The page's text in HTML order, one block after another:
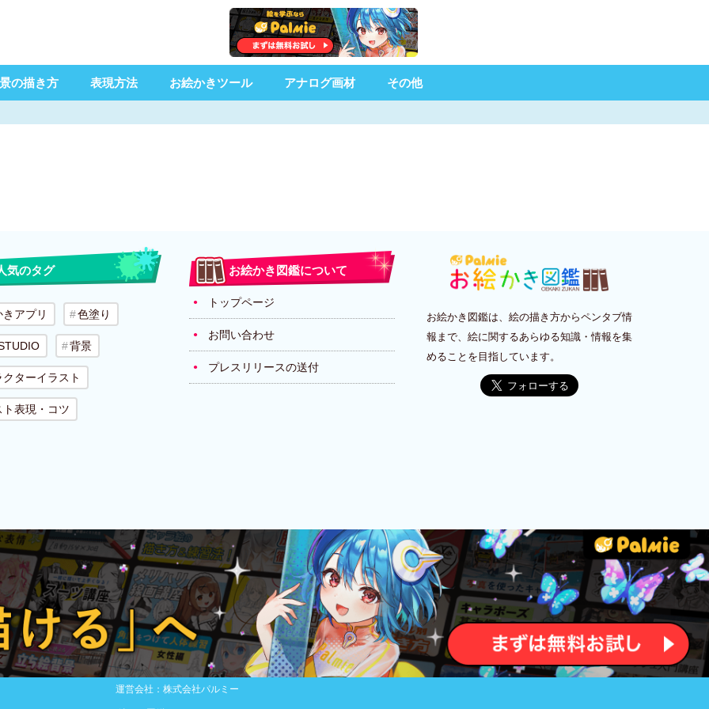
の描き方 表現方法 お絵かきツール アナログ画材 その他
気のタグ
アプリ 色塗り
背景
ターイラスト
ト表現・コツ
お絵かき図鑑について
トップページ
お問い合わせ
プレスリリースの送付
お絵かき図鑑は、絵の描き方からペンタブ情
報まで、絵に関するあらゆる知識・情報を集
めることを目指しています。
運営会社：株式会社パルミー